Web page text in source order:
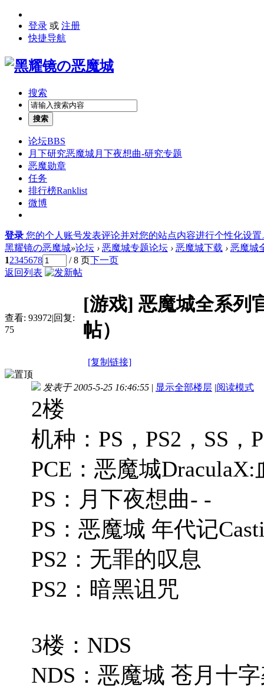
登录 或 注册
快捷导航
搜索
搜索
论坛BBS
月下研究恶魔城月下夜想曲-研究专题
恶魔勋章
任务
排行榜Ranklist
微博
登录 您的个人账号发表评论并对您的站点内容进行个性化设置
黑耀镜の恶魔城»论坛 › 恶魔城专题论坛 › 恶魔城下载 › 恶魔城
12345678 / 8 页下一页
返回列表
查看: 93972|回复:
75
[游戏] 恶魔城全系列
帖）
[复制链接]
发表于 2005-5-25 16:46:55 | 显示全部楼层 |阅读模式
2楼
机种：PS，PS2，SS，
PCE：恶魔城
PS：月下夜想曲- -
PS：恶魔城 年代记
PS2：无罪的叹息
PS2：暗黑诅咒
3楼：NDS
NDS：恶魔城 苍月十